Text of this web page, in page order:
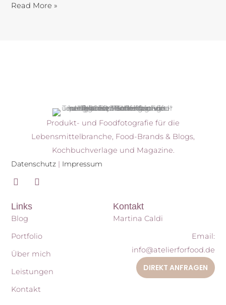
Read More »
Links
Blog
Portfolio
Über mich
Leistungen
Kontakt
Produkt- und Foodfotografie für die
Lebensmittelbranche, Food-Brands & Blogs,
Kochbuchverlage und Magazine.
Datenschutz | Impressum
I
t
a
r
m
P
e
t
Kontakt
Martina Caldi
Email:
info@atelierforfood.de
DIREKT ANFRAGEN